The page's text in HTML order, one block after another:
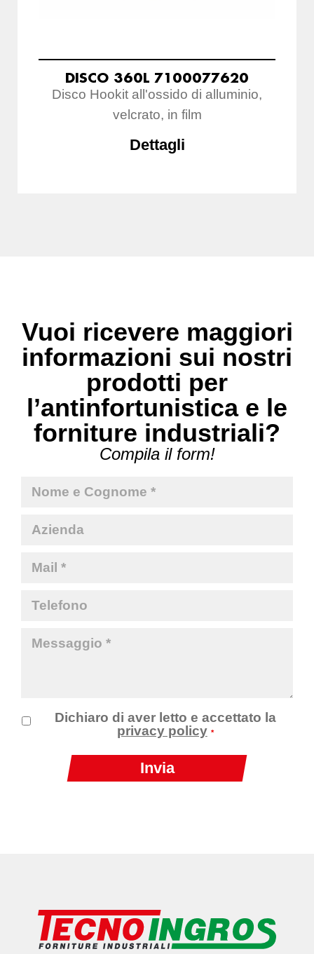
DISCO 360L 7100077620
Disco Hookit all'ossido di alluminio,
velcrato, in film
Dettagli
Vuoi ricevere maggiori
informazioni sui nostri
prodotti per
l’antinfortunistica e le
forniture industriali?
Compila il form!
Dichiaro di aver letto e accettato la
privacy policy *